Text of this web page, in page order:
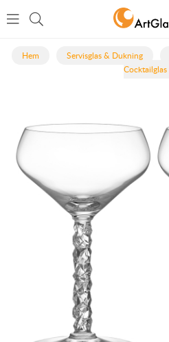
Hem Servisglas & Dukning
Cocktailglas